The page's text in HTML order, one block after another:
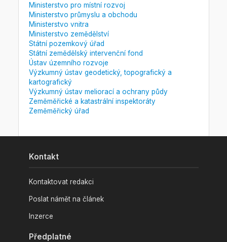
Ministerstvo pro místní rozvoj
Ministerstvo průmyslu a obchodu
Ministerstvo vnitra
Ministerstvo zemědělství
Státní pozemkový úřad
Státní zemědělský intervenční fond
Ústav územního rozvoje
Výzkumný ústav geodetický, topografický a
kartografický
Výzkumný ústav meliorací a ochrany půdy
Zeměměřické a katastrální inspektoráty
Zeměměřický úřad
Kontakt
Kontaktovat redakci
Poslat námět na článek
Inzerce
Předplatné